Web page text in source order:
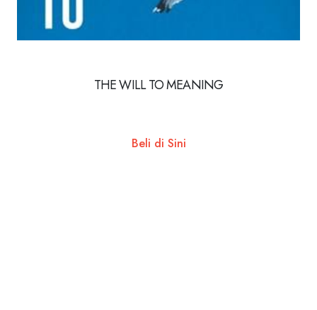
THE WILL TO MEANING
Beli di Sini